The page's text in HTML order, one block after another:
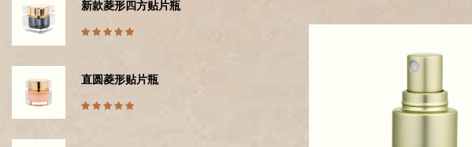
新款菱形四方贴片瓶
直圆菱形贴片瓶